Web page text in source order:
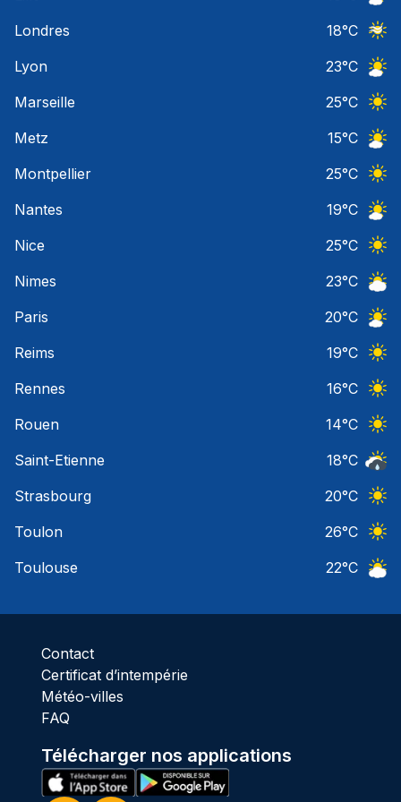
Londres
18°C
Lyon
23°C
Marseille
25°C
Metz
15°C
Montpellier
25°C
Nantes
19°C
Nice
25°C
Nimes
23°C
Paris
20°C
Reims
19°C
Rennes
16°C
Rouen
14°C
Saint-Etienne
18°C
Strasbourg
20°C
Toulon
26°C
Toulouse
22°C
Contact
Certificat d’intempérie
Météo-villes
FAQ
Télécharger nos applications